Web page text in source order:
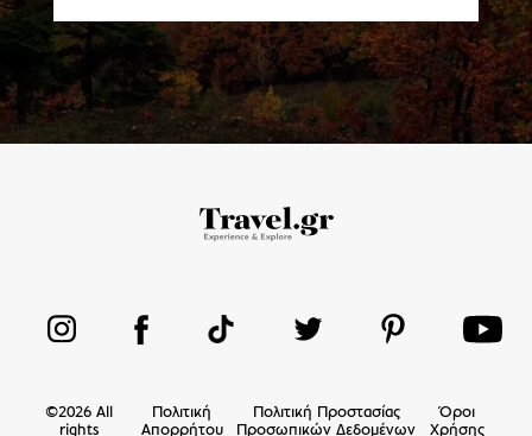
©2026 All
rights
Πολιτική
Απορρήτου
Πολιτική Προστασίας
Προσωπικών Δεδομένων
Όροι
Χρήσης